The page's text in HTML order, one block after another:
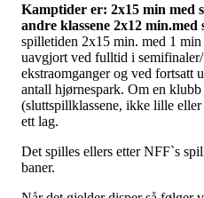
Kamptider er: 2x15 min med
andre klassene 2x12 min.med
spilletiden 2x15 min. med 1 min
uavgjort ved fulltid i
ekstraomganger og ved fortsatt
antall hjørnespark. Om en
(sluttspillklassene, ikke lille
ett lag.
Det spilles ellers etter NFF`s
baner.